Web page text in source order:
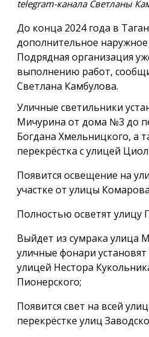
telegram-канала Светланы
До конца 2024 года в
дополнительное
Подрядная организация
выполнению работ,
Светлана Камбулова.
Уличные светильники
Мичурина от дома №3 до
Богдана Хмельницкого, а
перекрёстка с улицей
Появится освещение на
участке от улицы
Полностью осветят улицу
Выйдет из сумрака улица
уличные фонари установят
улицей Нестора
Пионерского;
Появится свет на всей
перекрёстке улиц